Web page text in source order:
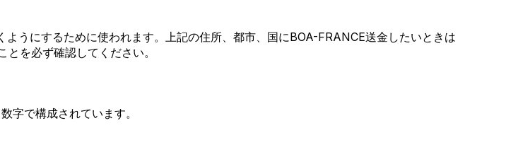
うにするために使われます。上記の住所、都市、国にBOA-FRANCE送金したいときは
を必ず確認してください。
字で構成されています。